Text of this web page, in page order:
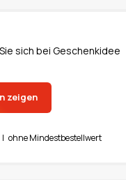
sich bei Geschenkidee
zeigen
ohne Mindestbestellwert